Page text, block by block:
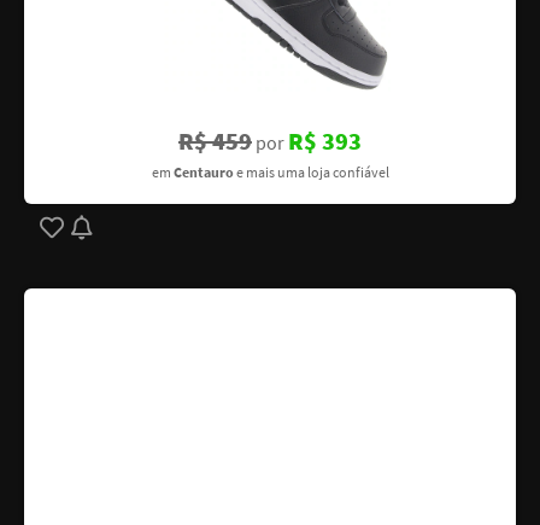
R$ 459 por R$ 393
em Centauro e mais uma loja confiável